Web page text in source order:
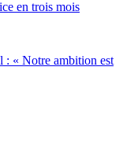
en trois mois
: « Notre ambition est